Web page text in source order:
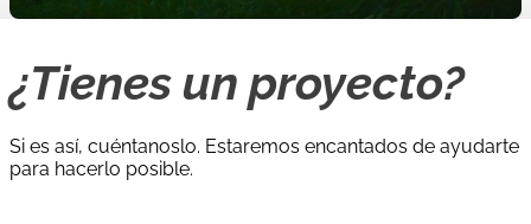
¿Tienes un proyecto?
Si es así, cuéntanoslo. Estaremos encantados de ayudarte
para hacerlo posible.